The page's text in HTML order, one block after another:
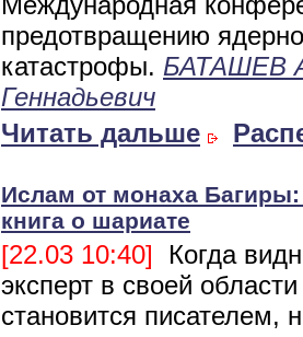
предотвращению
катастрофы. БАТАШЕВ
Геннадьевич
Читать дальше
Ислам от монаха
книга о шариате
[22.03 10:40] Когда
эксперт в своей области
становится писателем,